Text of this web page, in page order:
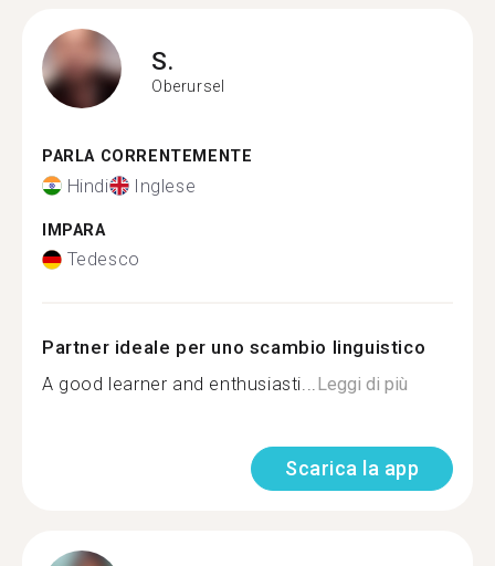
S.
Oberursel
PARLA CORRENTEMENTE
Hindi Inglese
IMPARA
Tedesco
Partner ideale per uno scambio linguistico
A good learner and enthusiasti...Leggi di più
Scarica la app